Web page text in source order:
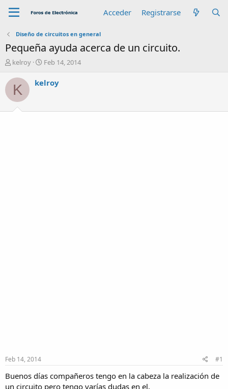
Acceder Registrarse
Diseño de circuitos en general
Pequeña ayuda acerca de un circuito.
A
t
o
kelroy
F
c
Feb 14, 2014
K kelroy
Feb 14, 2014 #1
Buenos días compañeros tengo en la cabeza la realización de
un circuito pero tengo varías dudas en el.